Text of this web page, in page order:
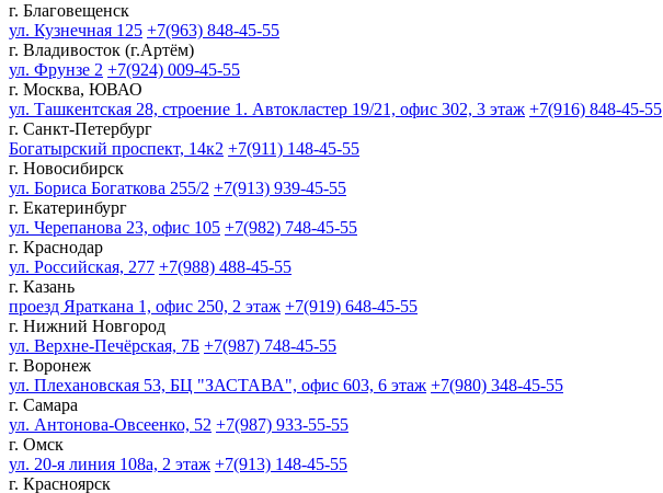
г. Благовещенск
ул. Кузнечная 125 +7(963) 848-45-55
г. Владивосток (г.Артём)
ул. Фрунзе 2 +7(924) 009-45-55
г. Москва, ЮВАО
ул. Ташкентская 28, строение 1. Автокластер 19/21, офис 302, 3 этаж +7(916) 848-45-55
г. Санкт-Петербург
Богатырский проспект, 14к2 +7(911) 148-45-55
г. Новосибирск
ул. Бориса Богаткова 255/2 +7(913) 939-45-55
г. Екатеринбург
ул. Черепанова 23, офис 105 +7(982) 748-45-55
г. Краснодар
ул. Российская, 277 +7(988) 488-45-55
г. Казань
проезд Яраткана 1, офис 250, 2 этаж +7(919) 648-45-55
г. Нижний Новгород
ул. Верхне-Печёрская, 7Б +7(987) 748-45-55
г. Воронеж
ул. Плехановская 53, БЦ "ЗАСТАВА", офис 603, 6 этаж +7(980) 348-45-55
г. Самара
ул. Антонова-Овсеенко, 52 +7(987) 933-55-55
г. Омск
ул. 20-я линия 108а, 2 этаж +7(913) 148-45-55
г. Красноярск